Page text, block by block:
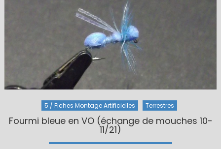
5 / Fiches Montage Artificielles Terrestres
Fourmi bleue en VO (échange de mouches 10-
11/21)